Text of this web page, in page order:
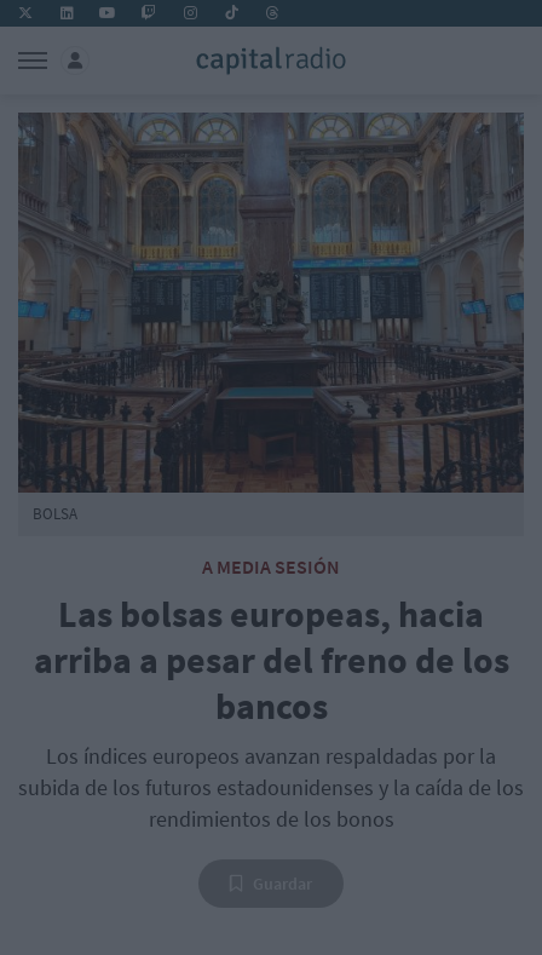
A MEDIA SESIÓN
Las bolsas europeas, hacia
arriba a pesar del freno de los
bancos
Los índices europeos avanzan respaldadas por la
subida de los futuros estadounidenses y la caída de los
rendimientos de los bonos
BOLSA